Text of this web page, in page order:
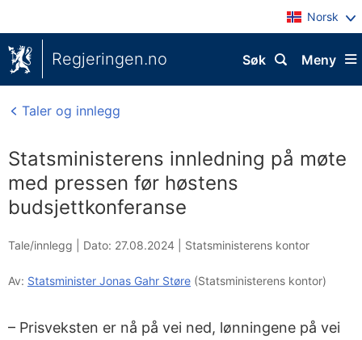
Norsk
Regjeringen.no Meny
Søk
Taler og innlegg
Statsministerens innledning på møte
med pressen før høstens
budsjettkonferanse
Tale/innlegg | Dato: 27.08.2024 Statsministerens kontor
Av: Statsminister Jonas Gahr Støre (Statsministerens kontor)
– Prisveksten er nå på vei ned, lønningene på vei